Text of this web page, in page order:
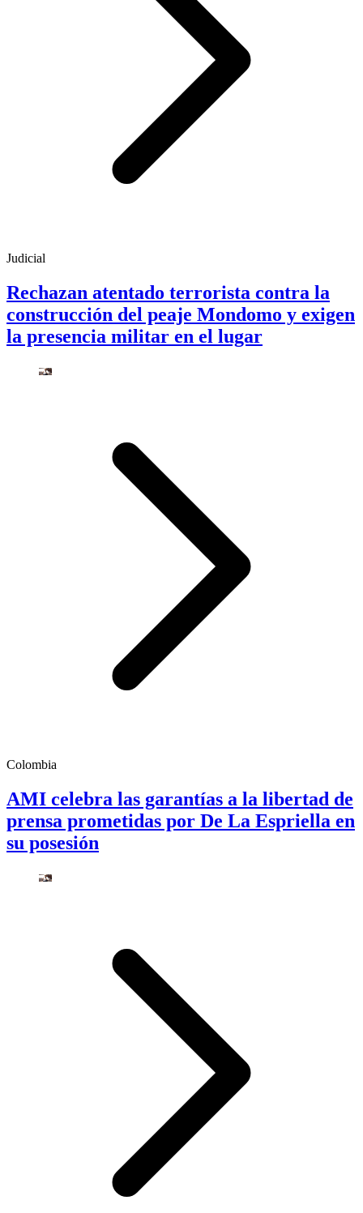
Judicial
Rechazan atentado terrorista contra la
construcción del peaje Mondomo y exigen
la presencia militar en el lugar
Colombia
AMI celebra las garantías a la libertad de
prensa prometidas por De La Espriella en
su posesión